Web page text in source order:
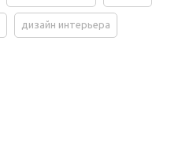
дизайн интерьера